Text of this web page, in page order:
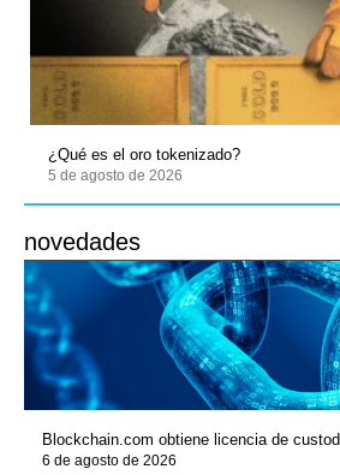
¿Qué es el oro tokenizado?
5 de agosto de 2026
novedades
Blockchain.com obtiene licencia de
6 de agosto de 2026